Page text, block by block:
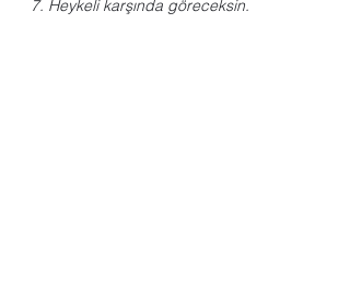
7. Heykeli karşında göreceksin.